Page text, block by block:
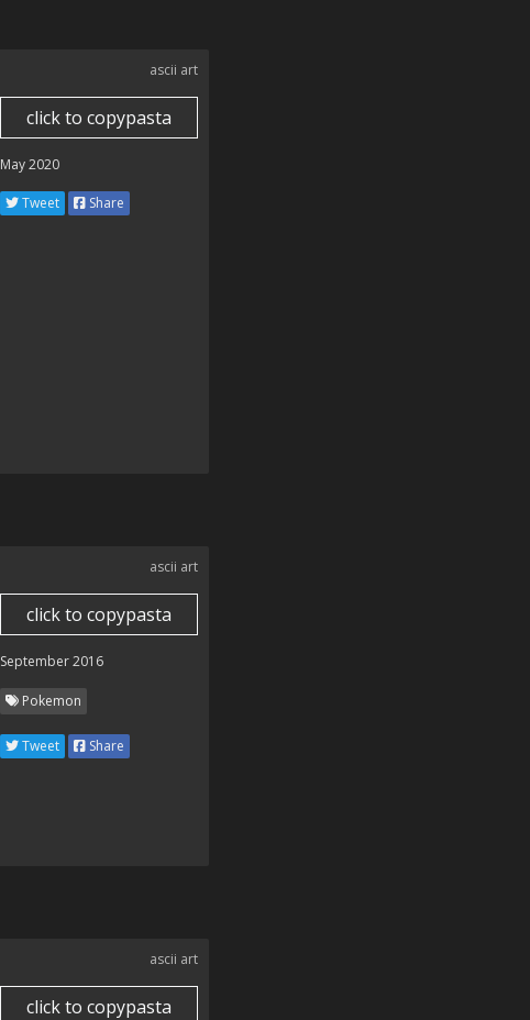
ascii art
click to copypasta
May 2020
Tweet Share
ascii art
click to copypasta
September 2016
Pokemon
Tweet Share
ascii art
click to copypasta